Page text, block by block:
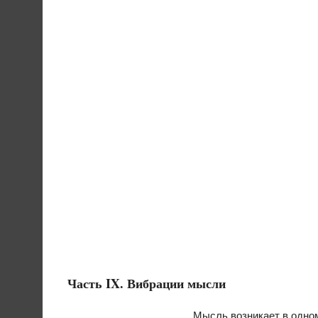
Часть IX. Вибрации мысли
Мысль возникает в